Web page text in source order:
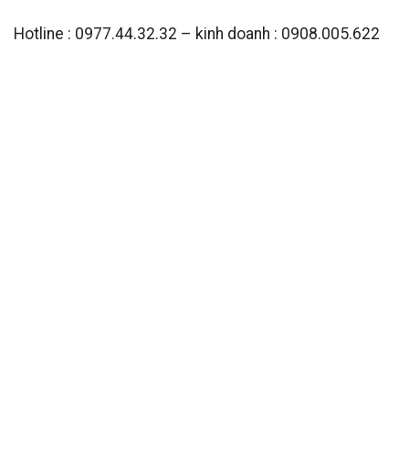
Hotline : 0977.44.32.32 – kinh doanh : 0908.005.622